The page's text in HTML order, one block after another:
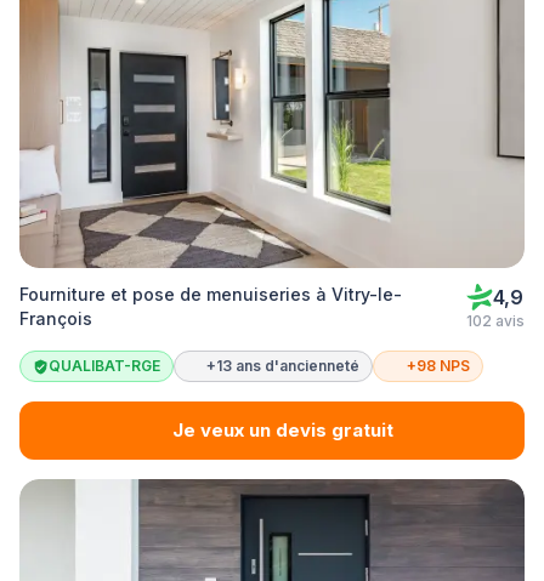
Fourniture et pose de menuiseries à Vitry-le-
François
4,9
102 avis
QUALIBAT-RGE +13 ans d'ancienneté +98 NPS
Je veux un devis gratuit